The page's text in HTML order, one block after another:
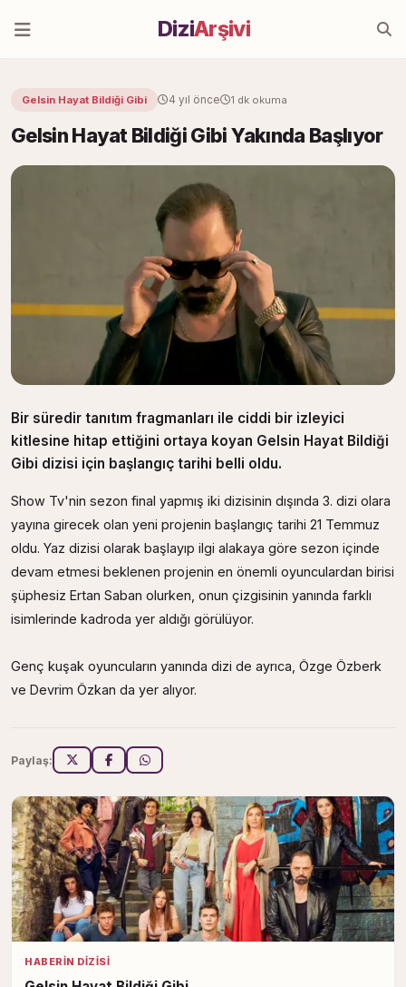
DiziArşivi
Gelsin Hayat Bildiği Gibi 4 yıl önce 1 dk okuma
Gelsin Hayat Bildiği Gibi Yakında Başlıyor
Bir süredir tanıtım fragmanları ile ciddi bir izleyici
kitlesine hitap ettiğini ortaya koyan Gelsin Hayat Bildiği
Gibi dizisi için başlangıç tarihi belli oldu.
Show Tv'nin sezon final yapmış iki dizisinin dışında 3. dizi olara
yayına girecek olan yeni projenin başlangıç tarihi 21 Temmuz
oldu. Yaz dizisi olarak başlayıp ilgi alakaya göre sezon içinde
devam etmesi beklenen projenin en önemli oyunculardan birisi
şüphesiz Ertan Saban olurken, onun çizgisinin yanında farklı
isimlerinde kadroda yer aldığı görülüyor.
Genç kuşak oyuncuların yanında dizi de ayrıca, Özge Özberk
ve Devrim Özkan da yer alıyor.
Paylaş:
HABERIN DIZISI